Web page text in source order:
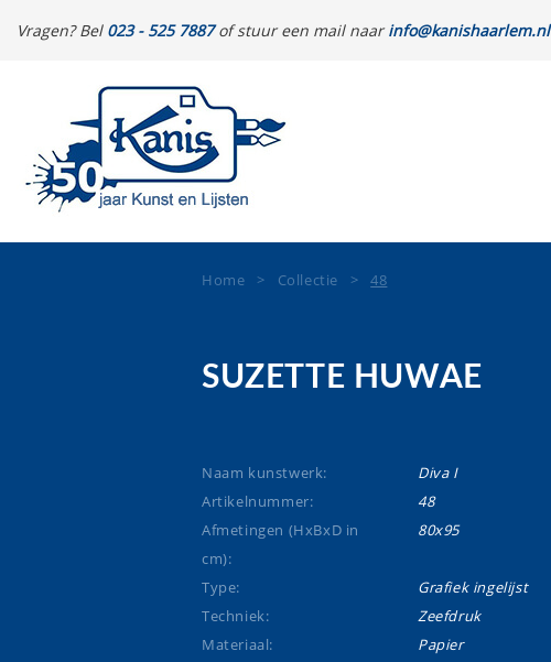
Vragen? Bel 023 - 525 7887of stuur een mail naarinfo@kanishaarlem.nl
Home > Collectie >48
SUZETTE HUWAE
Naam kunstwerk:
Diva I
Artikelnummer:
48
Afmetingen (HxBxD in
cm):
80x95
Type:
Grafiek ingelijst
Techniek:
Zeefdruk
Materiaal:
Papier